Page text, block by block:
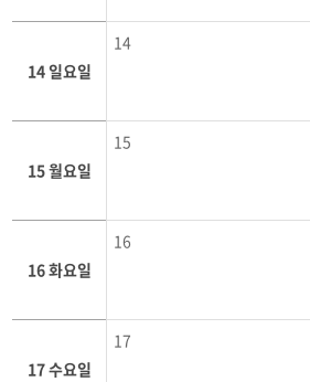
14 일요일
14
15 월요일
15
16 화요일
16
17 수요일
17